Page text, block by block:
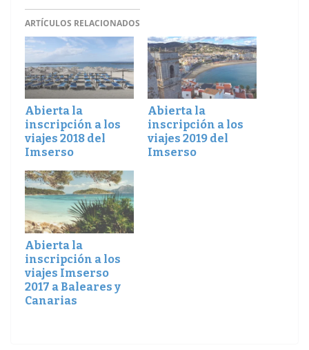
ARTÍCULOS RELACIONADOS
Abierta la
inscripción a los
viajes 2018 del
Imserso
Abierta la
inscripción a los
viajes 2019 del
Imserso
Abierta la
inscripción a los
viajes Imserso
2017 a Baleares y
Canarias